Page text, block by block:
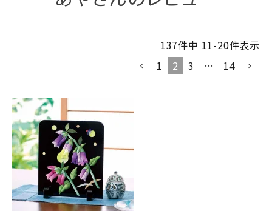
診断チャート
ジャンルで選ぶ
レビューを見る
コーポレートサイト
137件中 11-20件表示
1
2 3 … 14